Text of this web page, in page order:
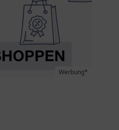
Werbung*